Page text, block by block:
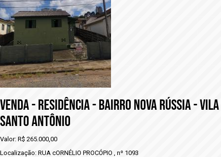
VENDA - RESIDÊNCIA - BAIRRO NOVA RÚSSIA - VILA
SANTO ANTÔNIO
Valor: R$ 265.000,00
Localização: RUA cORNÉLIO PROCÓPIO , nº 1093